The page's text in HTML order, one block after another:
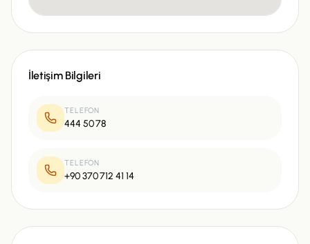
İletişim Bilgileri
TELEFON
444 50 78
TELEFON
+90 370 712 41 14